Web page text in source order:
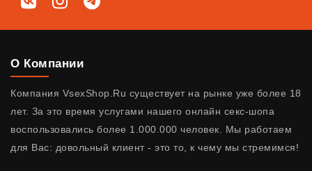
О Компании
Компания VsexShop.Ru существует на рынке уже более 18
лет. За это время услугами нашего онлайн секс-шопа
воспользовались более 1.000.000 человек. Мы работаем
для Вас: довольный клиент - это то, к чему мы стремимся!